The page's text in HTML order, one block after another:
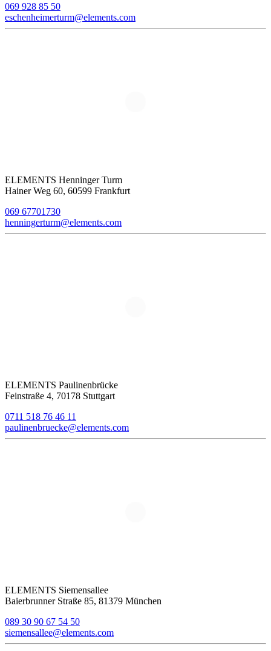
069 928 85 50
eschenheimerturm@elements.com
ELEMENTS Henninger Turm
Hainer Weg 60, 60599 Frankfurt
069 67701730
henningerturm@elements.com
ELEMENTS Paulinenbrücke
Feinstraße 4, 70178 Stuttgart
0711 518 76 46 11
paulinenbruecke@elements.com
ELEMENTS Siemensallee
Baierbrunner Straße 85, 81379 München
089 30 90 67 54 50
siemensallee@elements.com